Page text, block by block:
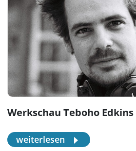
Werkschau Teboho Edkins
weiterlesen